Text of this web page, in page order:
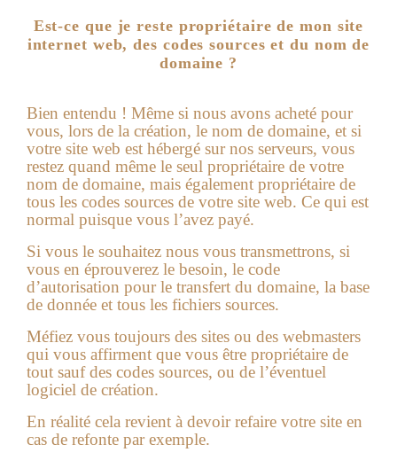
Est-ce que je reste propriétaire de mon site
internet web, des codes sources et du nom de
domaine ?
Bien entendu ! Même si nous avons acheté pour
vous, lors de la création, le nom de domaine, et si
votre site web est hébergé sur nos serveurs, vous
restez quand même le seul propriétaire de votre
nom de domaine, mais également propriétaire de
tous les codes sources de votre site web. Ce qui est
normal puisque vous l’avez payé.
Si vous le souhaitez nous vous transmettrons, si
vous en éprouverez le besoin, le code
d’autorisation pour le transfert du domaine, la base
de donnée et tous les fichiers sources.
Méfiez vous toujours des sites ou des webmasters
qui vous affirment que vous être propriétaire de
tout sauf des codes sources, ou de l’éventuel
logiciel de création.
En réalité cela revient à devoir refaire votre site en
cas de refonte par exemple.